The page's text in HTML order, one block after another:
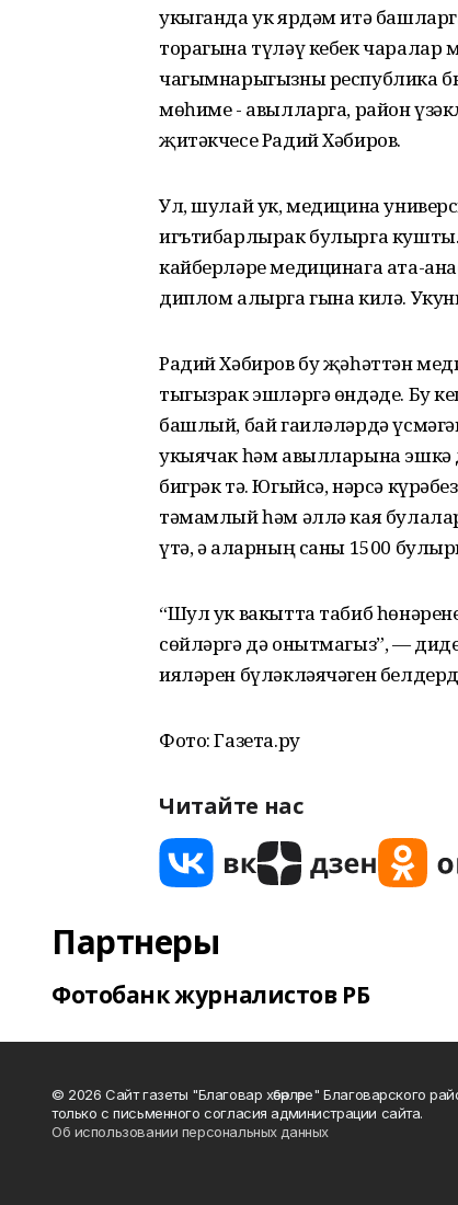
укыганда ук ярдәм итә
торагына түләү кебек чаралар
чагымнарыгызны республика
мөһиме - авылларга, район
җитәкчесе Радий Хәбиров.
Ул, шулай ук, медицина
игътибарлырак булырга
кайберләре медицинага ата-
диплом алырга гына килә.
Радий Хәбиров бу җәһәттән
тыгызрак эшләргә өндәде. Бу
башлый, бай гаиләләрдә
укыячак һәм авылларына эшкә
бигрәк тә. Югыйсә, нәрсә
тәмамлый һәм әллә кая
үтә, ә аларның саны 1500
“Шул ук вакытта табиб
сөйләргә дә онытмагыз”, —
ияләрен бүләкләячәген
Фото: Газета.ру
Читайте нас
Партнеры
Фотобанк журналистов РБ
© 2026 Сайт газеты "Благовар хәбәрләре" Благоварского
только с письменного согласия администрации сайта.
Об использовании персональных данных